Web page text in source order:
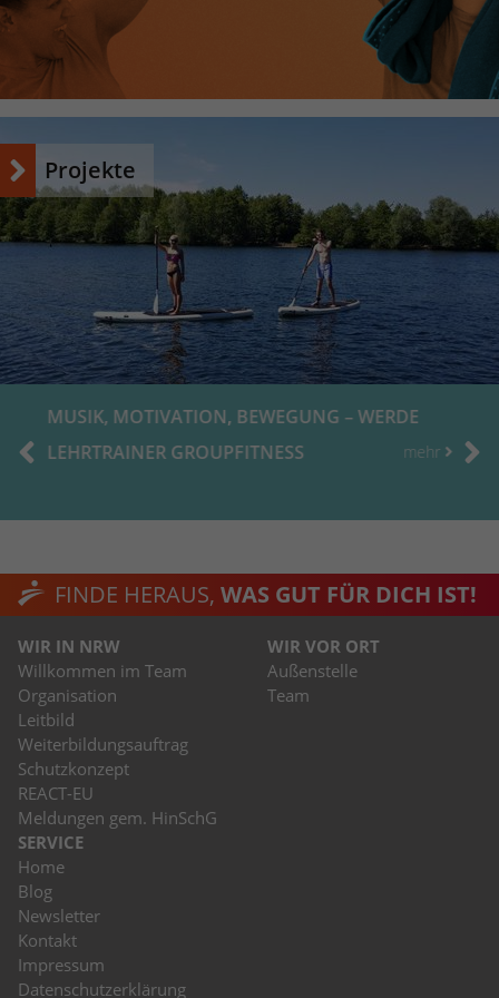
Projekte
MUSIK, MOTIVATION, BEWEGUNG – WERDE
LEHRTRAINER GROUPFITNESS
mehr
FINDE HERAUS, WAS GUT FÜR DICH IST!
WIR IN NRW
Willkommen im Team
Organisation
Leitbild
Weiterbildungsauftrag
Schutzkonzept
REACT-EU
Meldungen gem. HinSchG
WIR VOR ORT
Außenstelle
Team
SERVICE
Home
Blog
Newsletter
Kontakt
Impressum
Datenschutzerklärung
Name
Anbieter Google Analytics
Zweck
Dieser Cookie identifiziert die Besucher nach
Alter, Geschlecht oder Interessen und nutzt
dazu den DoubleClick des Google Tag
Manager, um die gezielte
Anzeigenplatzierung zu vereinfachen.